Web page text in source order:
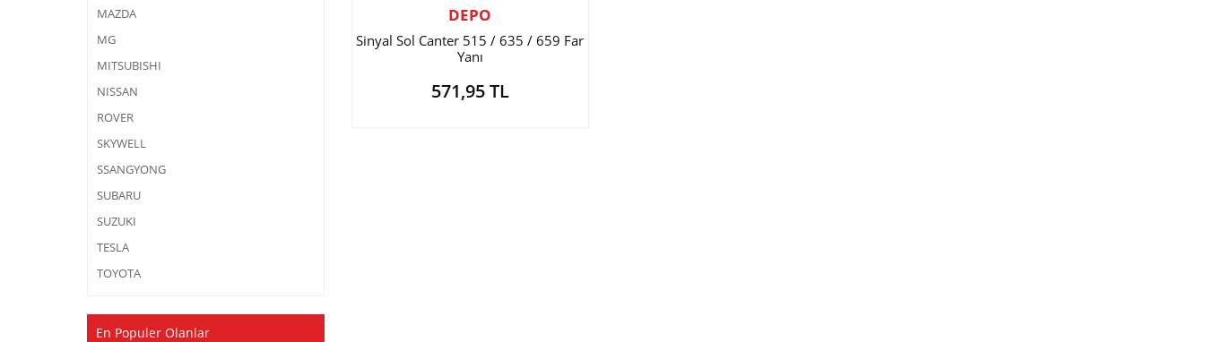
MAZDA
MG
MITSUBISHI
NISSAN
ROVER
SKYWELL
SSANGYONG
SUBARU
SUZUKI
TESLA
TOYOTA
En Populer Olanlar
DEPO
Sinyal Sol Canter 515 / 635 / 659 Far
Yanı
571,95 TL